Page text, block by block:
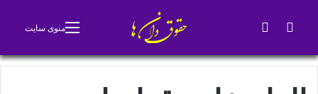
جستجو برای منوی سایت